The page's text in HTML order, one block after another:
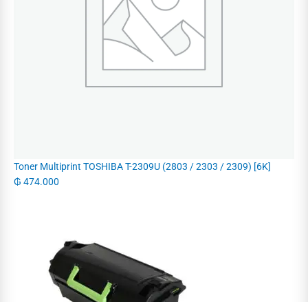
Toner Multiprint TOSHIBA T-2309U (2803 / 2303 / 2309) [6K]
₲ 474.000